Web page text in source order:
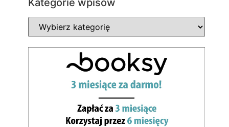
Kategorie wpisów